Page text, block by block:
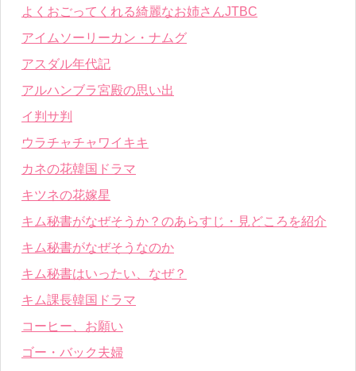
よくおごってくれる綺麗なお姉さんJTBC
アイムソーリーカン・ナムグ
アスダル年代記
アルハンブラ宮殿の思い出
イ判サ判
ウラチャチャワイキキ
カネの花韓国ドラマ
キツネの花嫁星
キム秘書がなぜそうか？のあらすじ・見どころを紹介
キム秘書がなぜそうなのか
キム秘書はいったい、なぜ？
キム課長韓国ドラマ
コーヒー、お願い
ゴー・バック夫婦